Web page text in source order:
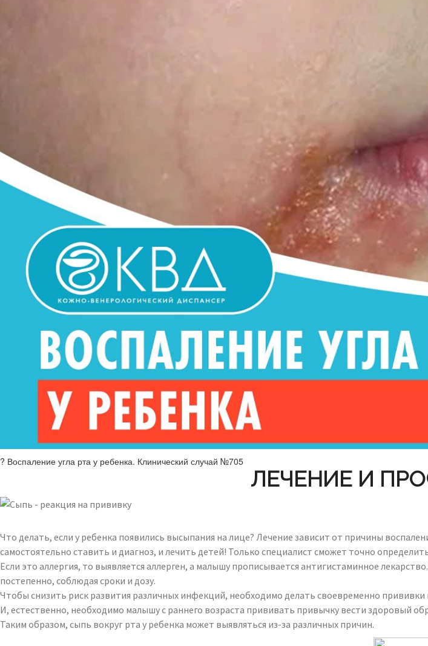
? Воспаление угла рта у ребенка. Клинический случай №705
ЛЕЧЕНИЕ И
Что делать, если у ребенка появились высыпания на лице? Лечение зависит от причины
самостоятельно ставить и диагноз, и лечить детей! Только специалист сможет точно
Если это аллергия, то выявляется аллерген, а малышу прописывается антигистаминное
постепенно, соблюдая сроки и дозу.
Чтобы снизить риск развития различных инфекций, необходимо делать своевременно
И, естественно, необходимо малышу с раннего возраста прививать привычку вести здоровый
Таким образом, сыпь вокруг рта у ребенка может выявляться из-за различных причин.